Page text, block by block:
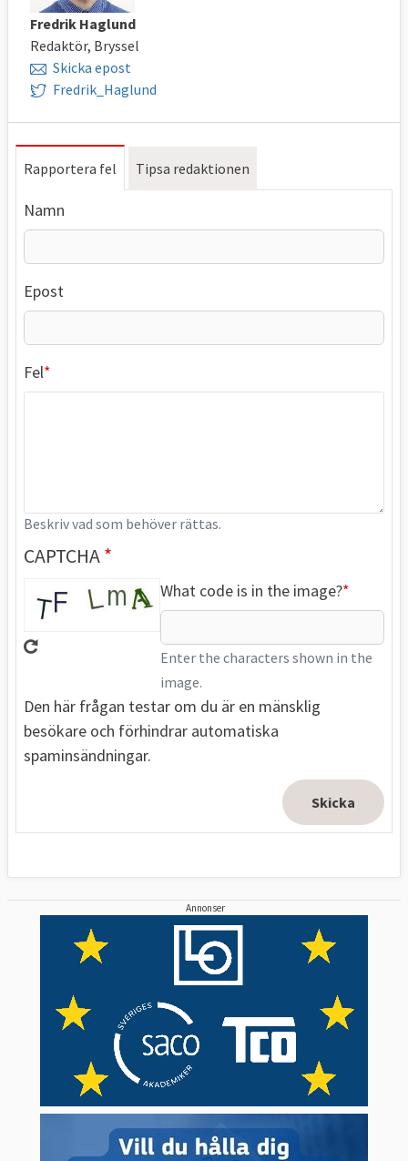
Fredrik Haglund
Redaktör, Bryssel
Skicka epost
Fredrik_Haglund
Rapportera fel Tipsa redaktionen
Namn
Epost
Fel
Beskriv vad som behöver rättas.
CAPTCHA
What code is in the image?
Enter the characters shown in the
image.
Den här frågan testar om du är en mänsklig
besökare och förhindrar automatiska
spaminsändningar.
Annonser